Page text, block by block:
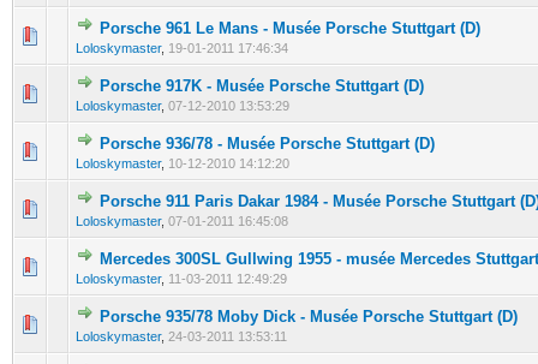
Porsche 961 Le Mans - Musée Porsche Stuttgart (D)
Loloskymaster, 19-01-2011 17:46:34
0 Votes - 0 sur 5 en moyenne
12345
Porsche 917K - Musée Porsche Stuttgart (D)
Loloskymaster, 07-12-2010 13:53:29
0 Votes - 0 sur 5 en moyenne
12 3 45
Porsche 936/78 - Musée Porsche Stuttgart (D)
Loloskymaster, 10-12-2010 14:12:20
0 Votes - 0 sur 5 en moyenne
123 4 5
Porsche 911 Paris Dakar 1984 - Musée Porsche Stuttgart
Loloskymaster, 07-01-2011 16:45:08
0 Votes - 0 sur 5 en moyenne
12345
Mercedes 300SL Gullwing 1955 - musée Mercedes
Loloskymaster, 11-03-2011 12:49:29
0 Votes - 0 sur 5 en moyenne
12345
Porsche 935/78 Moby Dick - Musée Porsche Stuttgart (D)
Loloskymaster, 24-03-2011 13:53:11
0 Votes - 0 sur 5 en moyenne
1 2345